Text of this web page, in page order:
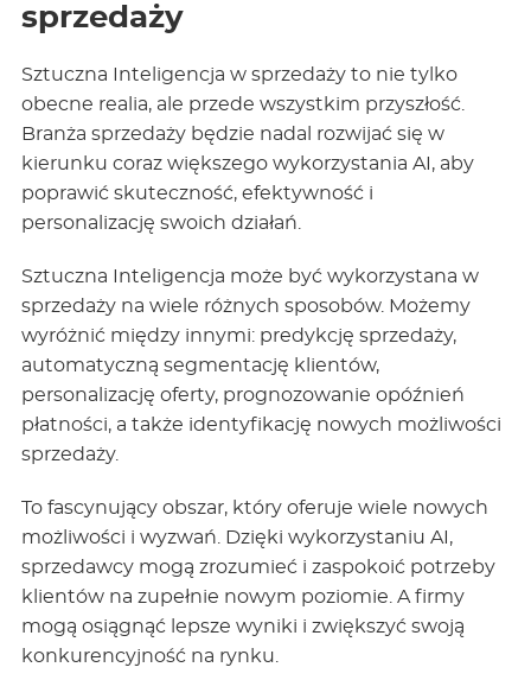
sprzedaży
Sztuczna Inteligencja w sprzedaży to nie tylko
obecne realia, ale przede wszystkim przyszłość.
Branża sprzedaży będzie nadal rozwijać się w
kierunku coraz większego wykorzystania AI, aby
poprawić skuteczność, efektywność i
personalizację swoich działań.
Sztuczna Inteligencja może być wykorzystana w
sprzedaży na wiele różnych sposobów. Możemy
wyróżnić między innymi: predykcję sprzedaży,
automatyczną segmentację klientów,
personalizację oferty, prognozowanie opóźnień
płatności, a także identyfikację nowych możliwości
sprzedaży.
To fascynujący obszar, który oferuje wiele nowych
możliwości i wyzwań. Dzięki wykorzystaniu AI,
sprzedawcy mogą zrozumieć i zaspokoić potrzeby
klientów na zupełnie nowym poziomie. A firmy
mogą osiągnąć lepsze wyniki i zwiększyć swoją
konkurencyjność na rynku.